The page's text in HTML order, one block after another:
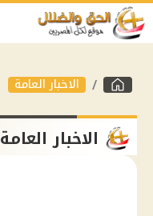
الاخبار العامة
الاخبار العامة